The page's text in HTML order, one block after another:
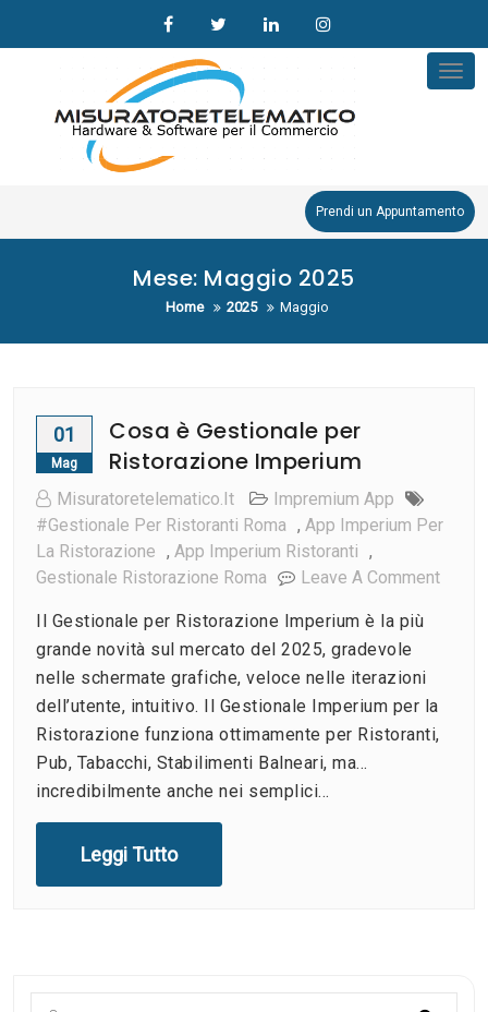
Prendi un Appuntamento
Mese: Maggio 2025
Home 2025 Maggio
01
Mag
Cosa è Gestionale per
Ristorazione Imperium
Misuratoretelematico.it
Impremium App
#gestionale Per Ristoranti Roma , App Imperium Per
La Ristorazione , App Imperium Ristoranti ,
Gestionale Ristorazione Roma
Leave A CommentOn
Il Gestionale per Ristorazione Imperium è la più
grande novità sul mercato del 2025, gradevole
nelle schermate grafiche, veloce nelle iterazioni
dell’utente, intuitivo. Il Gestionale Imperium per la
Ristorazione funziona ottimamente per Ristoranti,
Pub, Tabacchi, Stabilimenti Balneari, ma…
incredibilmente anche nei semplici…
Leggi Tutto